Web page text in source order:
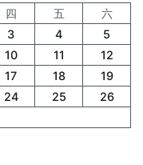
四 五
六
3 4
5
10 11
12
17 18
19
24 25
26